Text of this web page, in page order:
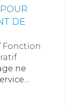
DE
Fonction
ne